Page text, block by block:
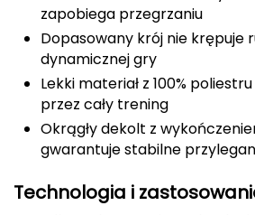
Climbing Technology
Coleman
Columbia
Comodo
D
zapobiega przegrzaniu
Dopasowany krój nie krępuje
dynamicznej gry
Lekki materiał z 100%
przez cały trening
Okrągły dekolt z
gwarantuje stabilne
Technologia i